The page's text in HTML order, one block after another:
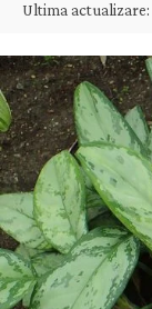
Ultima actualizare: